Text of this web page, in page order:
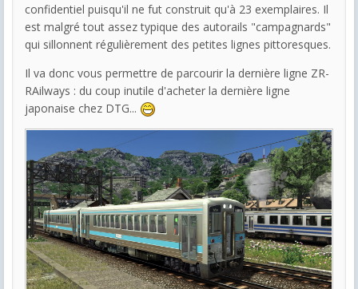
confidentiel puisqu'il ne fut construit qu'à 23 exemplaires. Il
est malgré tout assez typique des autorails "campagnards"
qui sillonnent régulièrement des petites lignes pittoresques.
Il va donc vous permettre de parcourir la dernière ligne ZR-
RAilways : du coup inutile d'acheter la dernière ligne
japonaise chez DTG...